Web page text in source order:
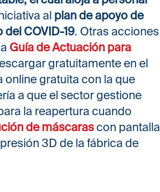
al plan de apoyo de
COVID-19. Otras acciones
Guía de Actuación para
gratuitamente en el
online gratuita con la que
a que el sector gestione
la reapertura cuando
de máscarascon pantalla
3D de la fábrica de